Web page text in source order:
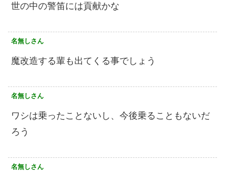
世の中の警笛には貢献かな
名無しさん
魔改造する輩も出てくる事でしょう
名無しさん
ワシは乗ったことないし、今後乗ることもないだ
ろう
名無しさん